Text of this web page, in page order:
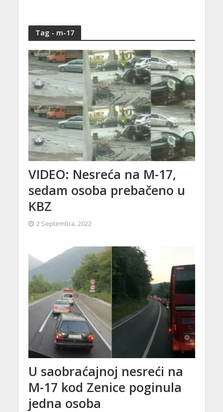
Tag - m-17
VIDEO: Nesreća na M-17,
sedam osoba prebačeno u
KBZ
2 Septembra, 2022
U saobraćajnoj nesreći na
M-17 kod Zenice poginula
jedna osoba